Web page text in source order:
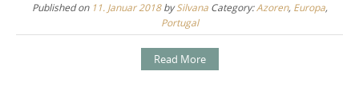
Published on 11. Januar 2018bySilvanaCategory: Azoren, Europa,
Portugal
Read More